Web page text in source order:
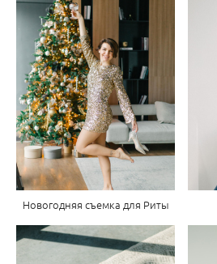
Новогодняя съемка для Риты